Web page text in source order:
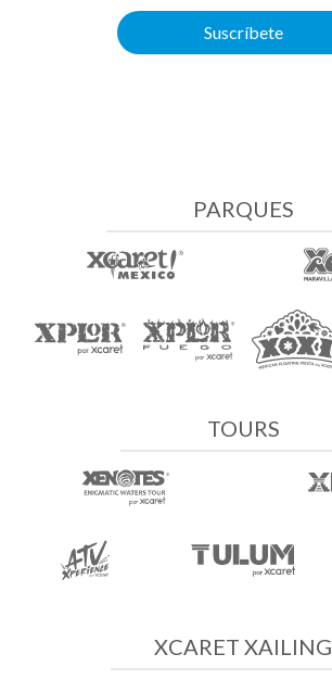
Suscríbete
PARQUES
TOURS
XCARET XAILING